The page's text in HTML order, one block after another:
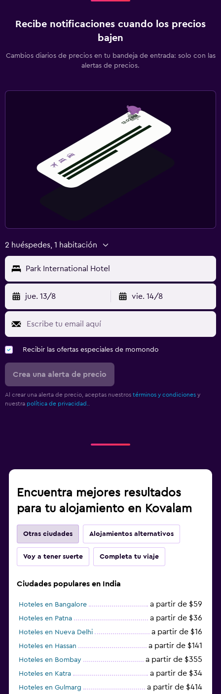
Recibe notificaciones cuando los precios
bajen
Cambios diarios de precios en tu bandeja de entrada: solo con las
alertas de precios.
2 huéspedes, 1 habitación
Park International Hotel
jue. 13/8 vie. 14/8
Recibir las ofertas especiales de momondo
Crea una alerta de precio
Al crear una alerta de precio, aceptas nuestros términos y condiciones y
nuestra política de privacidad.
Encuentra mejores resultados
para tu alojamiento en Kovalam
Otras ciudades Alojamientos alternativos
Voy a tener suerte Completa tu viaje
Ciudades populares en India
Hoteles en Bangalore a partir de $59
Hoteles en Patna a partir de $36
Hoteles en Nueva Delhi a partir de $16
Hoteles en Hassan a partir de $141
Hoteles en Bombay a partir de $355
Hoteles en Katra a partir de $34
Hoteles en Gulmarg a partir de $414